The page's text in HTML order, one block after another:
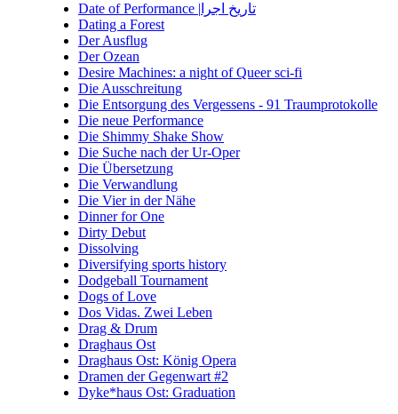
Date of Performance |تاریخ اجرا
Dating a Forest
Der Ausflug
Der Ozean
Desire Machines: a night of Queer sci-fi
Die Ausschreitung
Die Entsorgung des Vergessens - 91 Traumprotokolle
Die neue Performance
Die Shimmy Shake Show
Die Suche nach der Ur-Oper
Die Übersetzung
Die Verwandlung
Die Vier in der Nähe
Dinner for One
Dirty Debut
Dissolving
Diversifying sports history
Dodgeball Tournament
Dogs of Love
Dos Vidas. Zwei Leben
Drag & Drum
Draghaus Ost
Draghaus Ost: König Opera
Dramen der Gegenwart #2
Dyke*haus Ost: Graduation